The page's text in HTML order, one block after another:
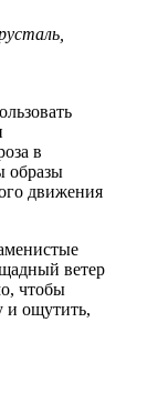
в
образы
движения
ветер
чтобы
и ощутить,